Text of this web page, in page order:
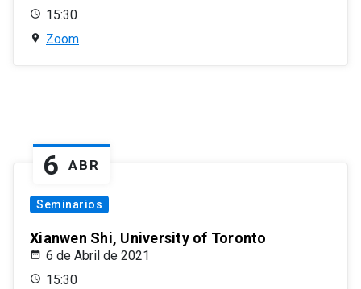
15:30
Zoom
6 ABR
Seminarios
Xianwen Shi, University of Toronto
6 de Abril de 2021
15:30